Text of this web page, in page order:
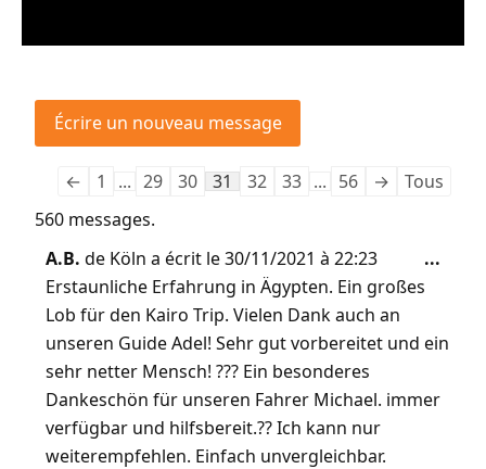
← 1 ... 29 30 31 32 33 ... 56 →
Tous
560 messages.
A.B.de Köln a écrit le30/11/2021 à 22:23
Erstaunliche Erfahrung in Ägypten. Ein großes
Lob für den Kairo Trip. Vielen Dank auch an
unseren Guide Adel! Sehr gut vorbereitet und ein
sehr netter Mensch! ??? Ein besonderes
Dankeschön für unseren Fahrer Michael. immer
verfügbar und hilfsbereit.?? Ich kann nur
weiterempfehlen. Einfach unvergleichbar.
...